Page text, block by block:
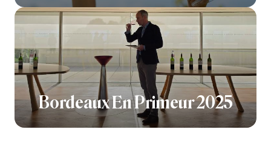
Bordeaux En Primeur 2025